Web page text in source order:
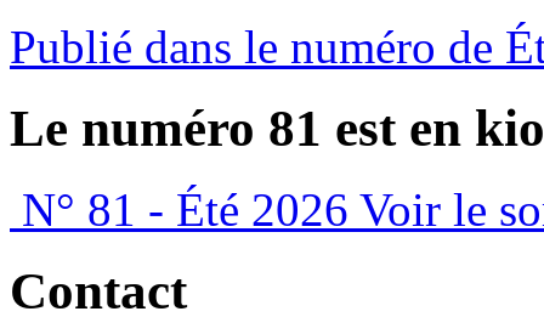
Publié dans le numéro de
Le numéro 81 est en
N° 81 - Été 2026 Voir le
Contact